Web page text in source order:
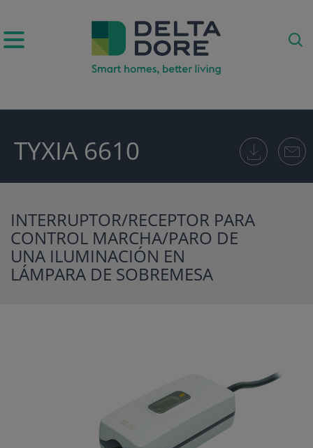
TYXIA 6610
INTERRUPTOR/RECEPTOR PARA
CONTROL MARCHA/PARO DE
UNA ILUMINACIÓN EN
LÁMPARA DE SOBREMESA